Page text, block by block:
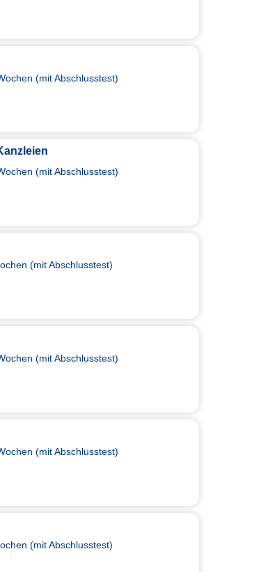
(mit Abschlusstest)
(mit Abschlusstest)
(mit Abschlusstest)
(mit Abschlusstest)
(mit Abschlusstest)
(mit Abschlusstest)